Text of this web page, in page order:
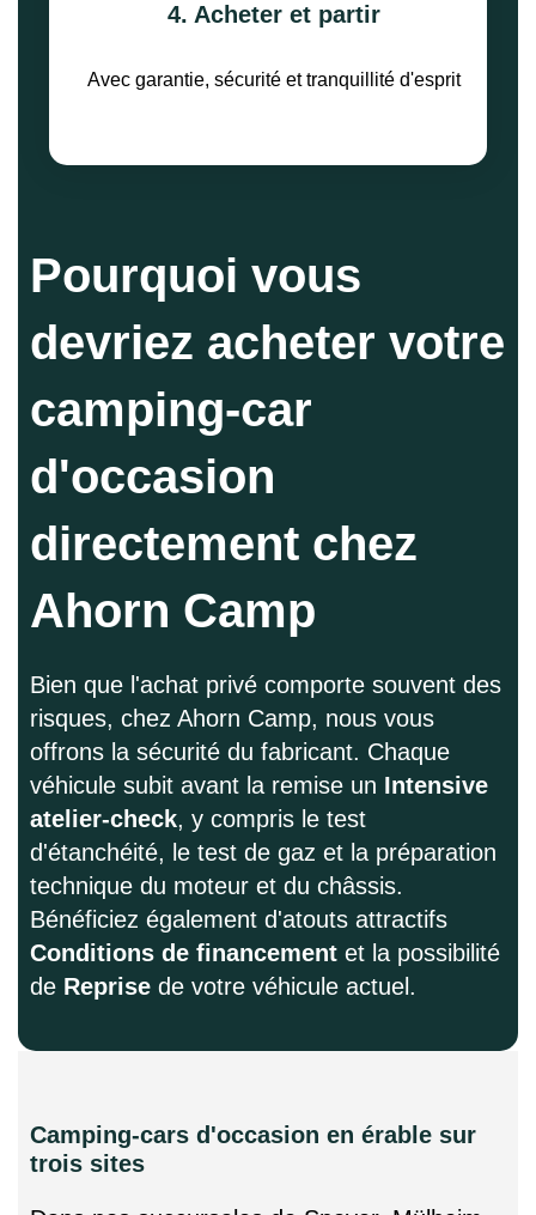
4. Acheter et partir
Avec garantie, sécurité et tranquillité d'esprit
Pourquoi vous
devriez acheter votre
camping-car
d'occasion
directement chez
Ahorn Camp
Bien que l'achat privé comporte souvent des
risques, chez Ahorn Camp, nous vous
offrons la sécurité du fabricant. Chaque
véhicule subit avant la remise un Intensive
atelier-check, y compris le test
d'étanchéité, le test de gaz et la préparation
technique du moteur et du châssis.
Bénéficiez également d'atouts attractifs
Conditions de financement et la possibilité
de Reprise de votre véhicule actuel.
Camping-cars d'occasion en érable sur
trois sites